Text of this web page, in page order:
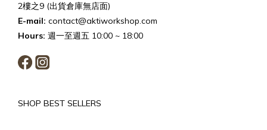
2樓之9 (出貨倉庫無店面)
E-mail: contact@aktiworkshop.com
Hours: 週一至週五 10:00 ~ 18:00
SHOP BEST SELLERS